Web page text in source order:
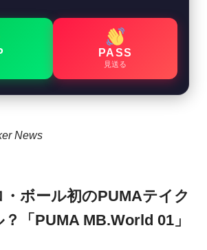
PASS
見送る
News
ボール初のPUMAテイク
「PUMA MB.World 01」